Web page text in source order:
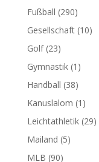
Fußball (290)
Gesellschaft(10)
Golf(23)
Gymnastik(1)
Handball (38)
Kanuslalom (1)
Leichtathletik(29)
Mailand (5)
MLB (90)